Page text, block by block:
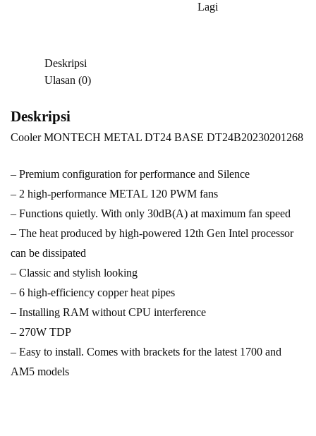
Lagi
Deskripsi
Ulasan (0)
Deskripsi
Cooler MONTECH METAL DT24 BASE DT24B20230201268
– Premium configuration for performance and Silence
– 2 high-performance METAL 120 PWM fans
– Functions quietly. With only 30dB(A) at maximum fan speed
– The heat produced by high-powered 12th Gen Intel processor
can be dissipated
– Classic and stylish looking
– 6 high-efficiency copper heat pipes
– Installing RAM without CPU interference
– 270W TDP
– Easy to install. Comes with brackets for the latest 1700 and
AM5 models